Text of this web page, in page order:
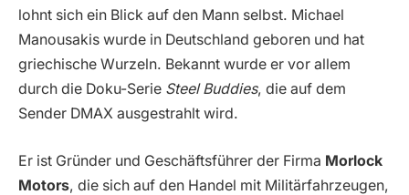
lohnt sich ein Blick auf den Mann selbst. Michael
Manousakis wurde in Deutschland geboren und hat
griechische Wurzeln. Bekannt wurde er vor allem
durch die Doku-Serie Steel Buddies, die auf dem
Sender DMAX ausgestrahlt wird.
Er ist Gründer und Geschäftsführer der Firma Morlock
Motors, die sich auf den Handel mit Militärfahrzeugen,